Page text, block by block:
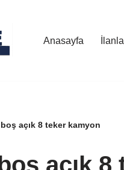
Anasayfa
açık 8 teker kamyon
açık 8